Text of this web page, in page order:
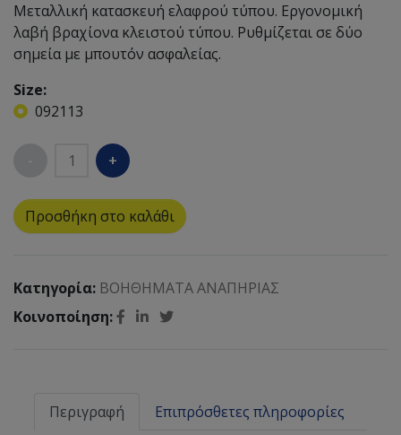
Μεταλλική κατασκευή ελαφρού τύπου. Εργονοµική
λαβή βραχίονα κλειστού τύπου. Ρυθµίζεται σε δύο
σηµεία µε µπουτόν ασφαλείας.
Size:
092113
Quantity
Προσθήκη στο καλάθι
Κατηγορία: ΒΟΗΘΗΜΑΤΑ ΑΝΑΠΗΡΙΑΣ
Κοινοποίηση:
Περιγραφή Επιπρόσθετες πληροφορίες